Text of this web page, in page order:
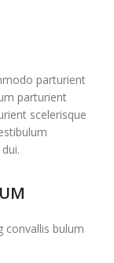
parturient
parturient
scelerisque
convallis bulum